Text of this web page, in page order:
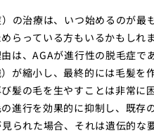
の治療は、いつ始めるのが
らっている方もいるかもし
は、AGAが進行性の脱毛症
が縮小し、最終的には毛髪を
髪の毛を生やすことは非常に
進行を効果的に抑制し、既
られた場合、それは遺伝的